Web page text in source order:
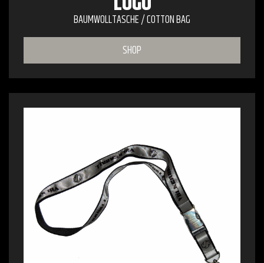
BAUMWOLLTASCHE / COTTON BAG
SHOP